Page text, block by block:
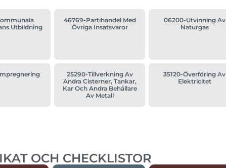
Utbildning
46769-Partihandel Med
Övriga Insatsvaror
06200-Utvinning Av
Naturgas
25290-Tillverkning Av
Andra Cisterner, Tankar,
Kar Och Andra Behållare
Av Metall
35120-Överföring Av
Elektricitet
OCH CHECKLISTOR